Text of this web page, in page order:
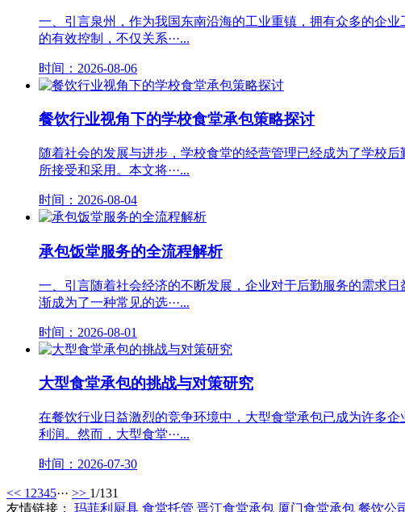
一、引言泉州，作为我国东南沿海的工业重镇，拥有众多的企
的有效控制，不仅关系···...
时间：2026-08-06
餐饮行业视角下的学校食堂承包策略探讨
随着社会的发展与进步，学校食堂的经营管理已经成为了学校
所接受和采用。本文将···...
时间：2026-08-04
承包饭堂服务的全流程解析
一、引言随着社会经济的不断发展，企业对于后勤服务的需求
渐成为了一种常见的选···...
时间：2026-08-01
大型食堂承包的挑战与对策研究
在餐饮行业日益激烈的竞争环境中，大型食堂承包已成为许多
利润。然而，大型食堂···...
时间：2026-07-30
<< 1 2345··· >> 1/131
友情链接：
玛菲利厨具 食堂托管 晋江食堂承包 厦门食堂承包 餐饮公